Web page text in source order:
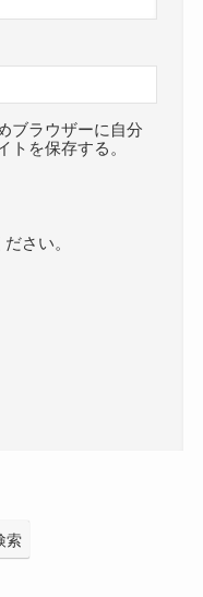
ブラウザーに自分
トを保存する。
さい。
索